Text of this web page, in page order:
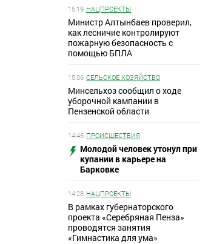
15:19 НАЦПРОЕКТЫ
Министр Алтынбаев проверил,
как лесничие контролируют
пожарную безопасность с
помощью БПЛА
15:06 СЕЛЬСКОЕ ХОЗЯЙСТВО
Минсельхоз сообщил о ходе
уборочной кампании в
Пензенской области
14:46 ПРОИСШЕСТВИЯ
Молодой человек утонул при
купании в карьере на
Барковке
14:28 НАЦПРОЕКТЫ
В рамках губернаторского
проекта «Серебряная Пенза»
проводятся занятия
«Гимнастика для ума»